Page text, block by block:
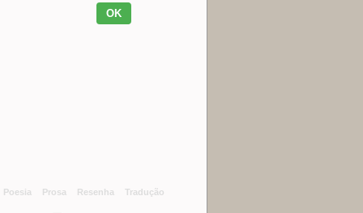
Poesia Prosa Resenha Tradução